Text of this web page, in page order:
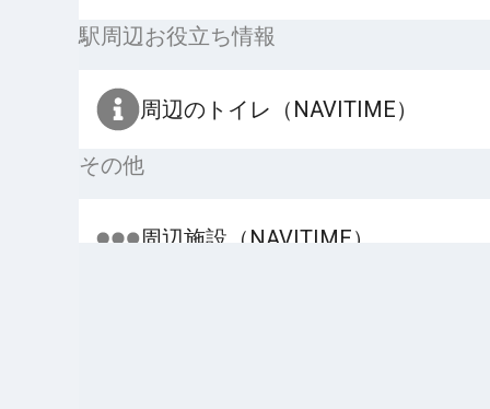
駅周辺お役立ち情報
周辺のトイレ（NAVITIME）
その他
周辺施設（NAVITIME）